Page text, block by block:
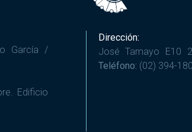
García /
Edificio
Dirección:
José Tamayo E10
Teléfono: (02) 394-